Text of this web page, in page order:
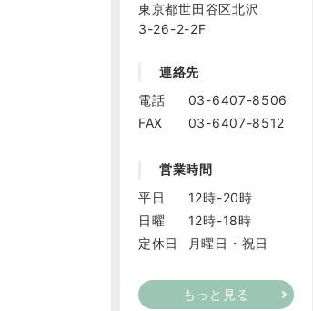
東京都世田谷区北沢
3-26-2-2F
連絡先
電話
03-6407-8506
FAX
03-6407-8512
営業時間
平日
12時-20時
日曜
12時-18時
定休日
月曜日・祝日
もっと見る